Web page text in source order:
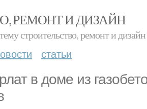
РЕМОНТ И ДИЗАЙН
строительство, ремонт и дизайн
статьи
в доме из